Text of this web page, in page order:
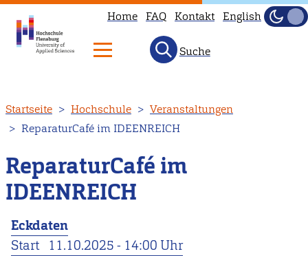
zum
Inhalt
Home FAQ Kontakt English
Hell
Suche
Startseite Hochschule
Veranstaltungen
ReparaturCafé im IDEENREICH
ReparaturCafé im
IDEENREICH
Eckdaten
Start 11.10.2025 - 14:00 Uhr